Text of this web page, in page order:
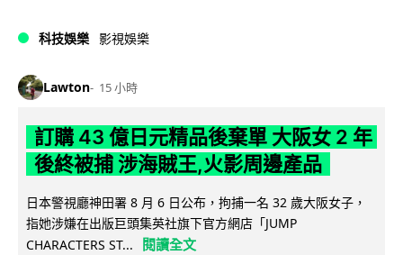
科技娛樂 影視娛樂
Lawton 15 小時
訂購 43 億日元精品後棄單 大阪女 2 年
後終被捕 涉海賊王,火影周邊產品
日本警視廳神田署 8 月 6 日公布，拘捕一名 32 歲大阪女子，
指她涉嫌在出版巨頭集英社旗下官方網店「JUMP
CHARACTERS ST...
閱讀全文